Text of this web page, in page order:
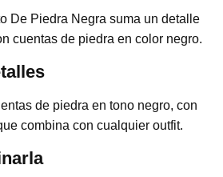
De Piedra Negra suma un detalle
cuentas de piedra en color negro.
de piedra en tono negro, con
combina con cualquier outfit.